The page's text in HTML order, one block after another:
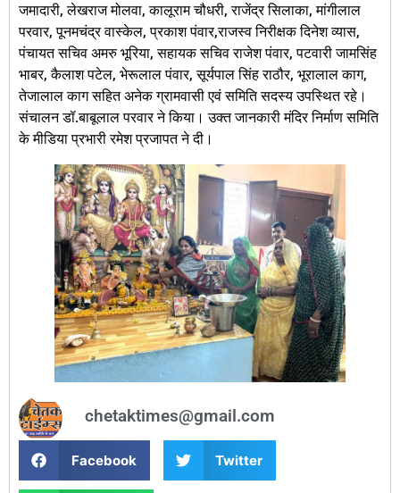
जमादारी, लेखराज मोलवा, कालूराम चौधरी, राजेंद्र सिलाका, मांगीलाल
परवार, पूनमचंद्र वास्केल, प्रकाश पंवार,राजस्व निरीक्षक दिनेश व्यास,
पंचायत सचिव अमरु भूरिया, सहायक सचिव राजेश पंवार, पटवारी जामसिंह
भाबर, कैलाश पटेल, भेरूलाल पंवार, सूर्यपाल सिंह राठौर, भूरालाल काग,
तेजालाल काग सहित अनेक ग्रामवासी एवं समिति सदस्य उपस्थित रहे।
संचालन डॉ.बाबूलाल परवार ने किया। उक्त जानकारी मंदिर निर्माण समिति
के मीडिया प्रभारी रमेश प्रजापत ने दी।
chetaktimes@gmail.com
Facebook Twitter